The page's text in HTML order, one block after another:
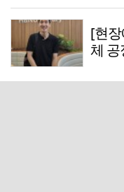
[현
체 공